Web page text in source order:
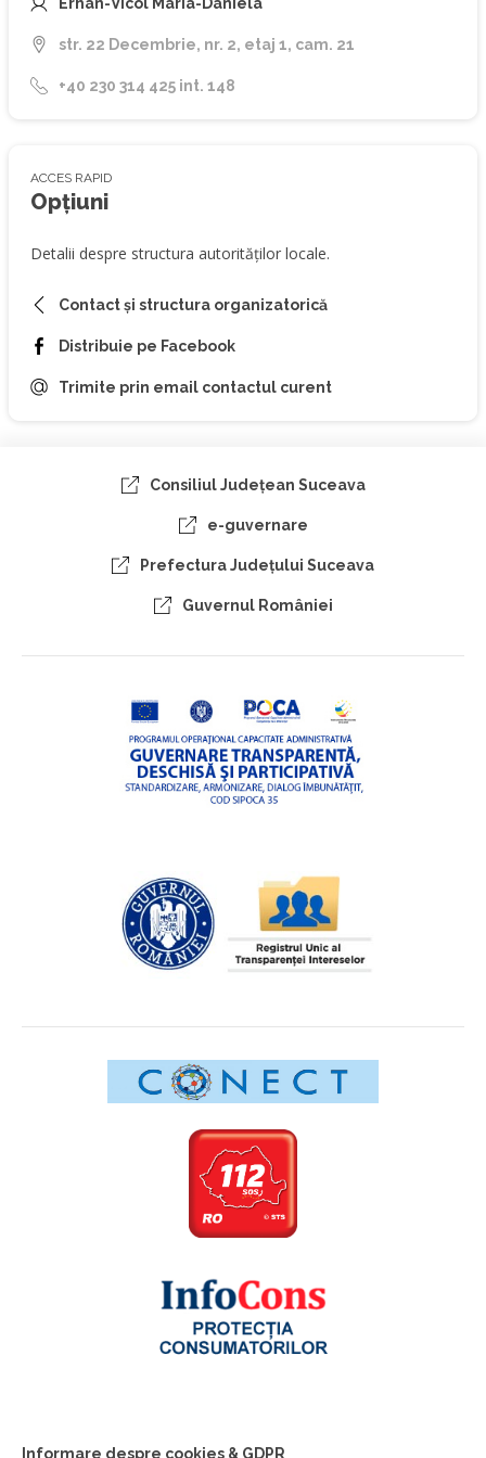
str. 22 Decembrie, nr. 2, etaj 1, cam. 21
+40 230 314 425 int. 148
ACCES RAPID
Opțiuni
Detalii despre structura autorităților locale.
Contact și structura organizatorică
Distribuie pe Facebook
Trimite prin email contactul curent
Consiliul Judeţean Suceava
e-guvernare
Prefectura Judeţului Suceava
Guvernul României
Informare despre cookies & GDPR